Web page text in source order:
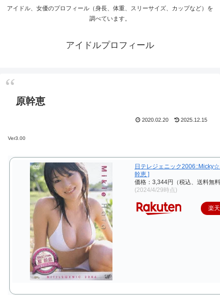
アイドル、女優のプロフィール（身長、体重、スリーサイズ、カップなど）を
調べています。
アイドルプロフィール
原幹恵
2020.02.20 2025.12.15
Ver3.00
日テレジェニック
幹恵 ]
価格：3,344円（税込、送料無
(2024/4/29時点)
楽